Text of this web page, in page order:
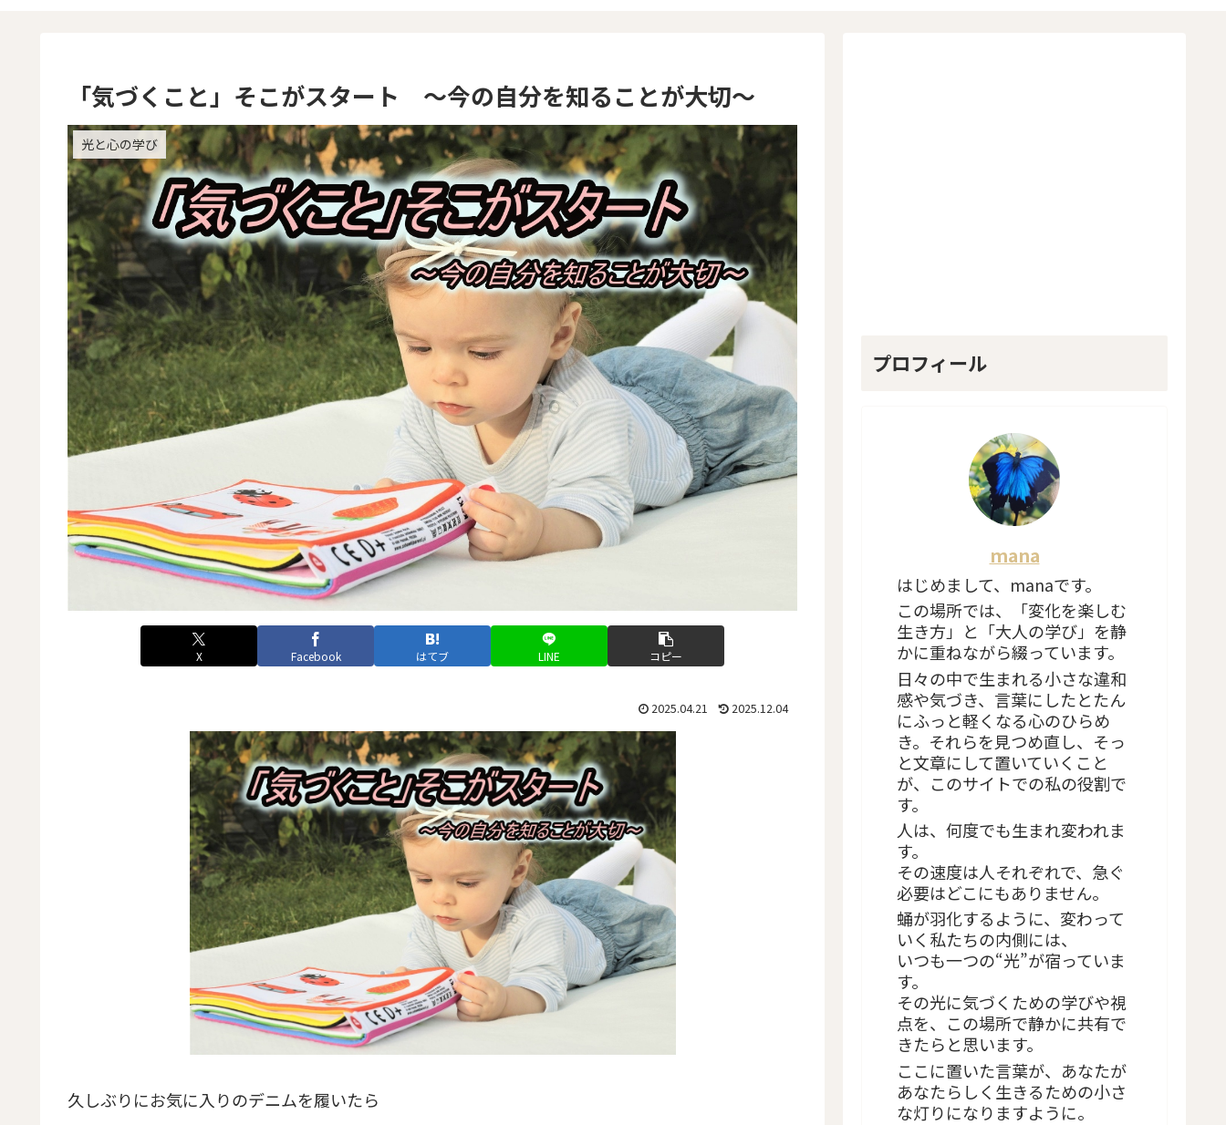
「気づくこと」そこがスタート ～今の自分を知ることが大切～
光と心の学び
X Facebook はてブ LINE コピー
2025.04.21 2025.12.04
久しぶりにお気に入りのデニムを履いたら
プロフィール
mana
はじめまして、manaです。
この場所では、「変化を楽しむ
生き方」と「大人の学び」を静
かに重ねながら綴っています。
日々の中で生まれる小さな違和
感や気づき、言葉にしたとたん
にふっと軽くなる心のひらめ
き。それらを見つめ直し、そっ
と文章にして置いていくこと
が、このサイトでの私の役割で
す。
人は、何度でも生まれ変われま
す。
その速度は人それぞれで、急ぐ
必要はどこにもありません。
蛹が羽化するように、変わって
いく私たちの内側には、
いつも一つの“光”が宿っていま
す。
その光に気づくための学びや視
点を、この場所で静かに共有で
きたらと思います。
ここに置いた言葉が、あなたが
あなたらしく生きるための小さ
な灯りになりますように。